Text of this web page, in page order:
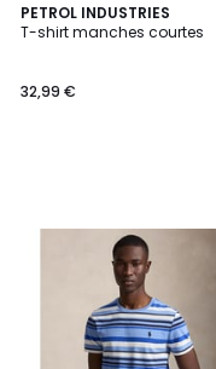
PETROL INDUSTRIES
T-shirt manches courtes
32,99 €